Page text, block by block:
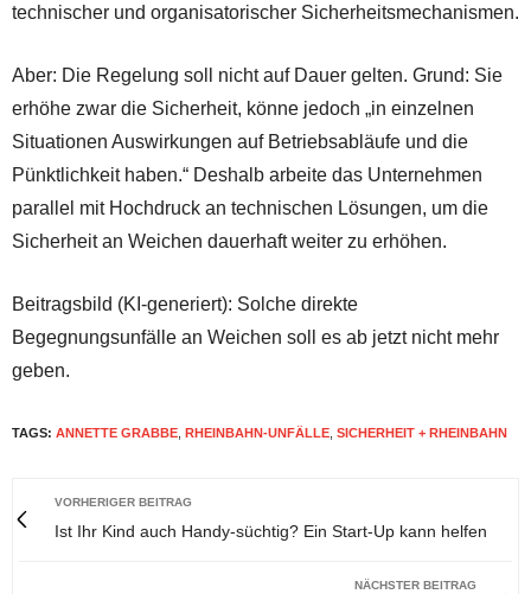
technischer und organisatorischer Sicherheitsmechanismen.
Aber: Die Regelung soll nicht auf Dauer gelten. Grund: Sie
erhöhe zwar die Sicherheit, könne jedoch „in einzelnen
Situationen Auswirkungen auf Betriebsabläufe und die
Pünktlichkeit haben.“ Deshalb arbeite das Unternehmen
parallel mit Hochdruck an technischen Lösungen, um die
Sicherheit an Weichen dauerhaft weiter zu erhöhen.
Beitragsbild (KI-generiert): Solche direkte
Begegnungsunfälle an Weichen soll es ab jetzt nicht mehr
geben.
TAGS: ANNETTE GRABBE RHEINBAHN-UNFÄLLE SICHERHEIT + RHEINBAHN
VORHERIGER BEITRAG
Ist Ihr Kind auch Handy-süchtig? Ein Start-Up kann helfen
NÄCHSTER BEITRAG